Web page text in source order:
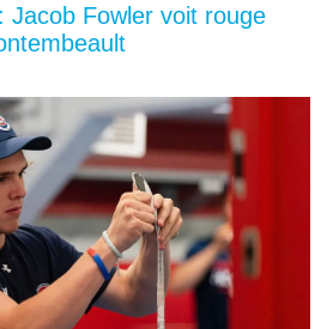
Jacob Fowler voit rouge